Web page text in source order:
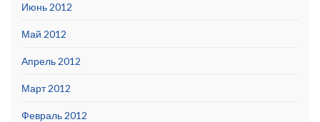
Июнь 2012
Май 2012
Апрель 2012
Март 2012
Февраль 2012